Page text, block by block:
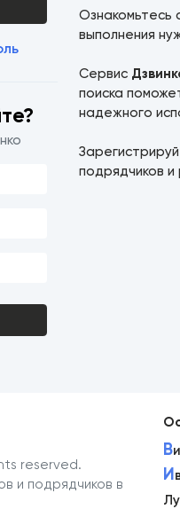
Ознакомьтесь
выполнения
Сервис
поиска
надежного
подрядчиков
reserved.
и подрядчиков в
В
И